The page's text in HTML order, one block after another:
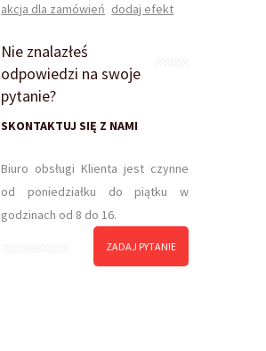
akcja dla zamówień dodaj efekt
Nie znalazłeś
odpowiedzi na swoje
pytanie?
SKONTAKTUJ SIĘ Z NAMI
Biuro obsługi Klienta jest czynne
od poniedziałku do piątku w
godzinach od 8 do 16.
ZADAJ PYTANIE